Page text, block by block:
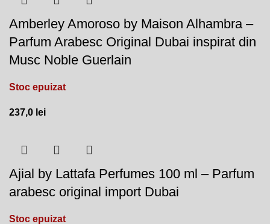
Amberley Amoroso by Maison Alhambra –
Parfum Arabesc Original Dubai inspirat din
Musc Noble Guerlain
Stoc epuizat
237,0 lei
Ajial by Lattafa Perfumes 100 ml – Parfum
arabesc original import Dubai
Stoc epuizat